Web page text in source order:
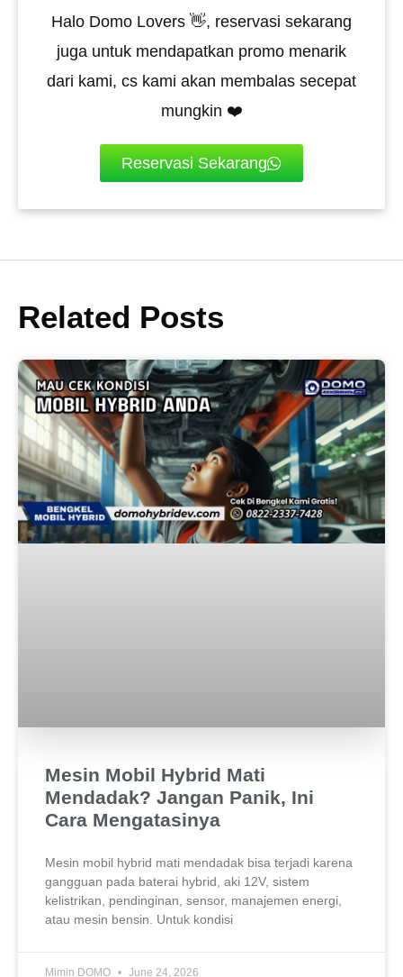
Halo Domo Lovers 👋, reservasi sekarang
juga untuk mendapatkan promo menarik
dari kami, cs kami akan membalas secepat
mungkin ❤️
Reservasi Sekarang
Related Posts
Mesin Mobil Hybrid Mati
Mendadak? Jangan Panik, Ini
Cara Mengatasinya
Mesin mobil hybrid mati mendadak bisa terjadi karena
gangguan pada baterai hybrid, aki 12V, sistem
kelistrikan, pendinginan, sensor, manajemen energi,
atau mesin bensin. Untuk kondisi
Mimin DOMO June 24, 2026